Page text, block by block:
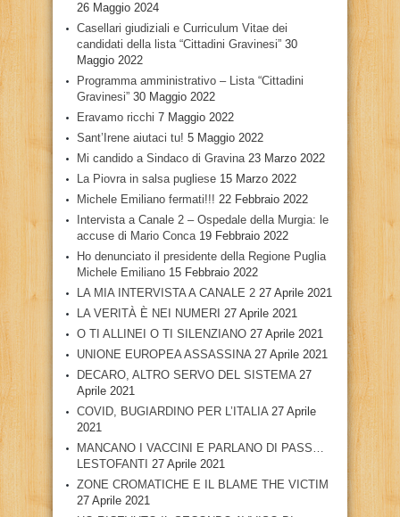
26 Maggio 2024
Casellari giudiziali e Curriculum Vitae dei
candidati della lista “Cittadini Gravinesi” 30
Maggio 2022
Programma amministrativo – Lista “Cittadini
Gravinesi” 30 Maggio 2022
Eravamo ricchi 7 Maggio 2022
Sant’Irene aiutaci tu! 5 Maggio 2022
Mi candido a Sindaco di Gravina 23 Marzo 2022
La Piovra in salsa pugliese 15 Marzo 2022
Michele Emiliano fermati!!! 22 Febbraio 2022
Intervista a Canale 2 – Ospedale della Murgia: le
accuse di Mario Conca 19 Febbraio 2022
Ho denunciato il presidente della Regione Puglia
Michele Emiliano 15 Febbraio 2022
LA MIA INTERVISTA A CANALE 2 27 Aprile 2021
LA VERITÀ È NEI NUMERI 27 Aprile 2021
O TI ALLINEI O TI SILENZIANO 27 Aprile 2021
UNIONE EUROPEA ASSASSINA 27 Aprile 2021
DECARO, ALTRO SERVO DEL SISTEMA 27
Aprile 2021
COVID, BUGIARDINO PER L’ITALIA 27 Aprile
2021
MANCANO I VACCINI E PARLANO DI PASS…
LESTOFANTI 27 Aprile 2021
ZONE CROMATICHE E IL BLAME THE VICTIM
27 Aprile 2021